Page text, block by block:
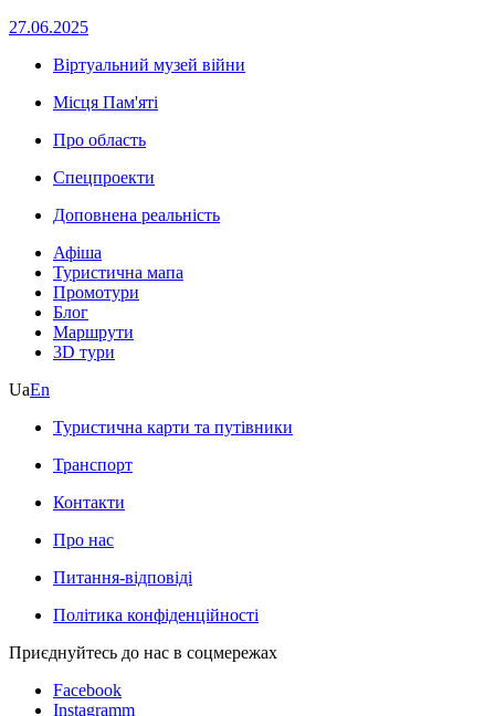
27.06.2025
Віртуальний музей війни
Місця Пам'яті
Про область
Спецпроекти
Доповнена реальність
Афіша
Туристична мапа
Промотури
Блог
Маршрути
3D тури
UaEn
Туристична карти та путівники
Транспорт
Контакти
Про нас
Питання-відповіді
Політика конфіденційності
Приєднуйтесь до нас в соцмережах
Facebook
Instagramm